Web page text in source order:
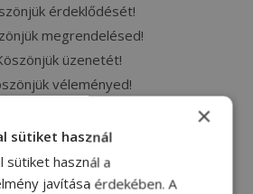
érdeklődését!
megrendelésed!
üzenetét!
véleményed!
– kiegészítés [2024-07-11]
szállítási árak
költöztető sofőrt keresünk
×
sütiket használ
sütiket használ a
javítása érdekében. A